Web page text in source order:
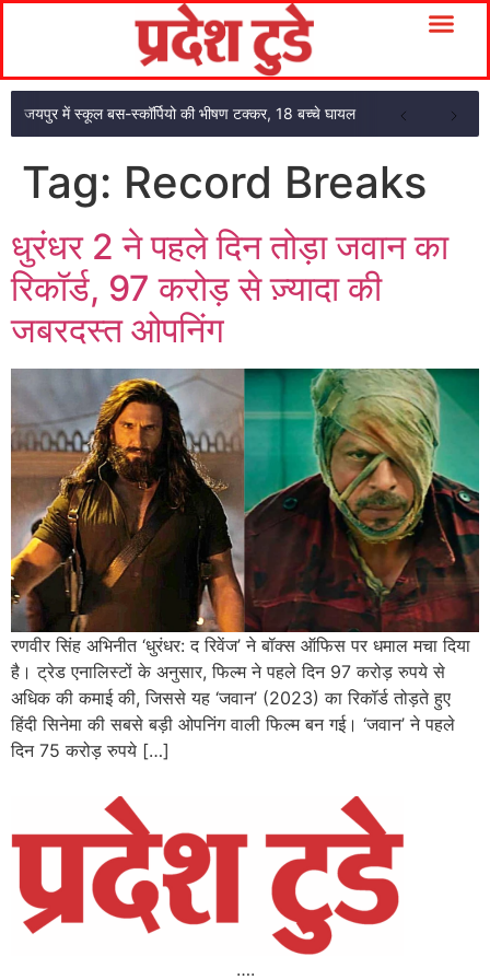
जयपुर में स्कूल बस-स्कॉर्पियो की भीषण टक्कर, 18 बच्चे घायल
Tag: Record Breaks
धुरंधर 2 ने पहले दिन तोड़ा जवान का
रिकॉर्ड, 97 करोड़ से ज़्यादा की
जबरदस्त ओपनिंग
रणवीर सिंह अभिनीत ‘धुरंधर: द रिवेंज’ ने बॉक्स ऑफिस पर धमाल मचा दिया
है। ट्रेड एनालिस्टों के अनुसार, फिल्म ने पहले दिन 97 करोड़ रुपये से
अधिक की कमाई की, जिससे यह ‘जवान’ (2023) का रिकॉर्ड तोड़ते हुए
हिंदी सिनेमा की सबसे बड़ी ओपनिंग वाली फिल्म बन गई। ‘जवान’ ने पहले
दिन 75 करोड़ रुपये […]
….